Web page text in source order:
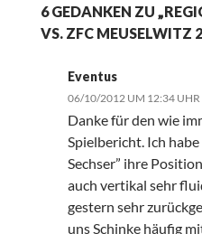
6 GEDANKEN ZU
VS. ZFC MEUSELWITZ
Eventus
06/10/2012 UM 12:34 UHR
Danke für den wie
Spielbericht. Ich
Sechser” ihre
auch vertikal sehr
gestern sehr
uns Schinke häufig